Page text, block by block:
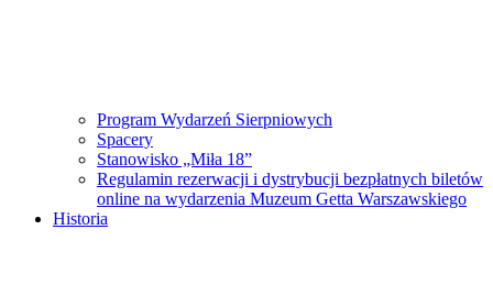
Program Wydarzeń Sierpniowych
Spacery
Stanowisko „Miła 18”
Regulamin rezerwacji i dystrybucji bezpłatnych biletów
online na wydarzenia Muzeum Getta Warszawskiego
Historia